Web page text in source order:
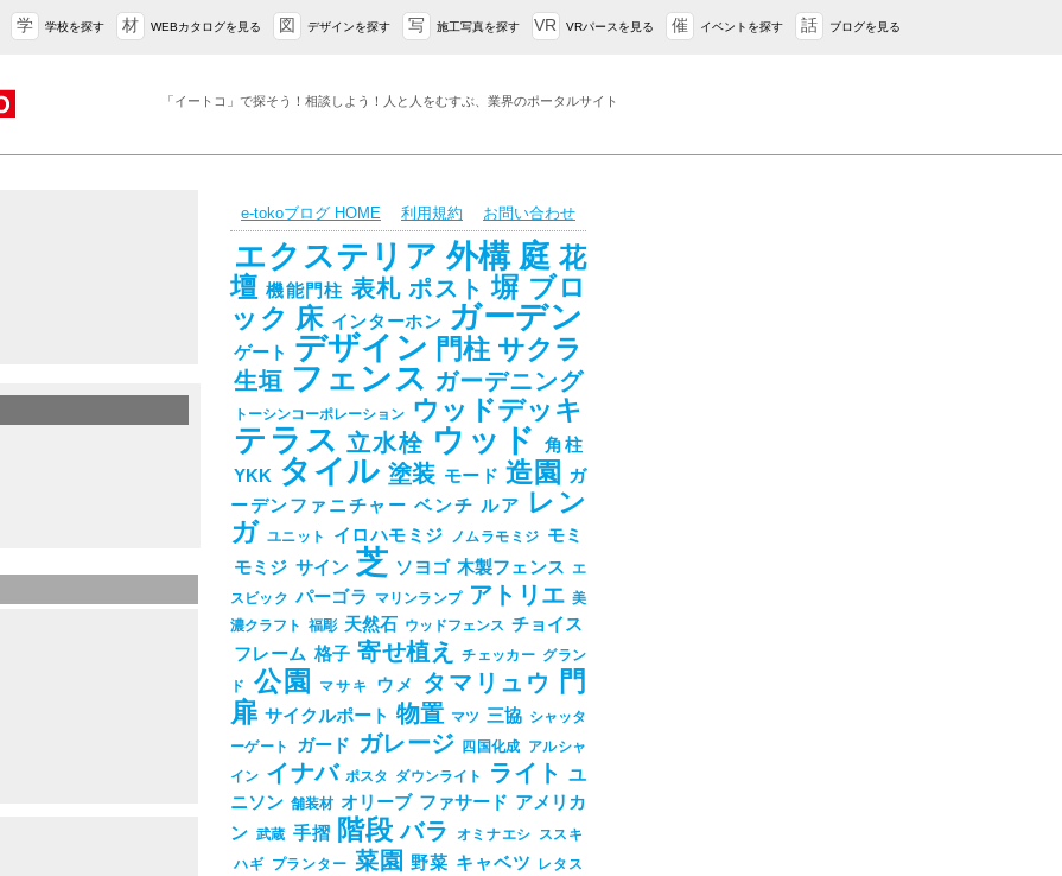
学 学校を探す 材 WEBカタログを見る 図 デザインを探す 写 施工写真を探す VR VRパースを見る 催 イベントを探す 話 ブログを見る
「イートコ」で探そう！相談しよう！人と人をむすぶ、業界のポータルサイト
e-tokoブログ HOME 利用規約 お問い合わせ
エクステリア 外構 庭 花
壇 機能門柱 表札 ポスト 塀 ブロ
ック 床 インターホン ガーデン
ゲート デザイン 門柱 サクラ
生垣 フェンス ガーデニング
トーシンコーポレーション ウッドデッキ
テラス 立水栓 ウッド
角柱
YKK タイル 塗装 モード 造園
ガ
ーデンファニチャー ベンチ ルア
レン
ガ ユニット イロハモミジ ノムラモミジ モミ
モミジ サイン 芝 ソヨゴ 木製フェンス エ
スビック パーゴラ マリンランプ アトリエ 美
濃クラフト 福彫 天然石 ウッドフェンス チョイス
フレーム 格子 寄せ植え チェッカー グラン
ド
公園 マサキ ウメ タマリュウ
門
扉 サイクルポート 物置 マツ 三協 シャッタ
ーゲート
ガード ガレージ 四国化成 アルシャ
イン イナバ ポスタ ダウンライト ライト ユ
ニソン 舗装材 オリーブ ファサード アメリカ
ン 武蔵 手摺 階段 バラ オミナエシ ススキ
ハギ プランター 菜園 野菜 キャベツ
レタス